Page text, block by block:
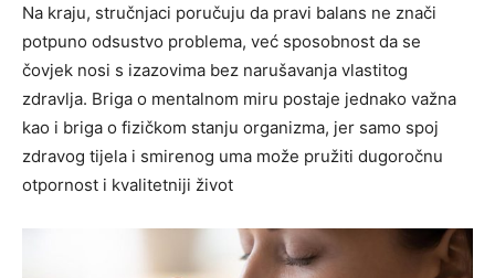
Na kraju, stručnjaci poručuju da pravi balans ne znači
potpuno odsustvo problema, već sposobnost da se
čovjek nosi s izazovima bez narušavanja vlastitog
zdravlja. Briga o mentalnom miru postaje jednako važna
kao i briga o fizičkom stanju organizma, jer samo spoj
zdravog tijela i smirenog uma može pružiti dugoročnu
otpornost i kvalitetniji život